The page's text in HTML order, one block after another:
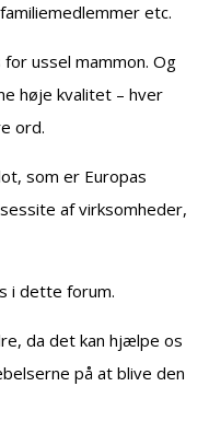
etc.
for ussel mammon. Og
høje kvalitet – hver
ord.
som er Europas
af virksomheder,
i dette forum.
da det kan hjælpe os
på at blive den